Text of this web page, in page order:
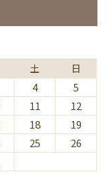
土 日
4
5
11
12
18
19
25
26